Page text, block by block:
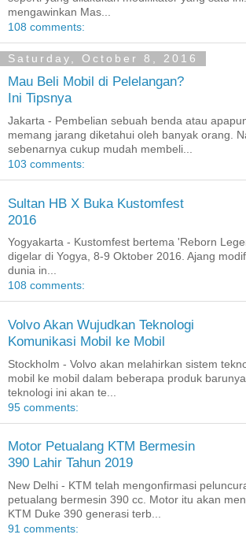
mengawinkan Mas...
108 comments:
Saturday, October 8, 2016
Mau Beli Mobil di Pelelangan?
Ini Tipsnya
Jakarta - Pembelian sebuah benda atau
memang jarang diketahui oleh banyak orang.
sebenarnya cukup mudah membeli...
103 comments:
Sultan HB X Buka Kustomfest
2016
Yogyakarta - Kustomfest bertema 'Reborn
digelar di Yogya, 8-9 Oktober 2016. Ajang
dunia in...
108 comments:
Volvo Akan Wujudkan Teknologi
Komunikasi Mobil ke Mobil
Stockholm - Volvo akan melahirkan sistem
mobil ke mobil dalam beberapa produk
teknologi ini akan te...
95 comments:
Motor Petualang KTM Bermesin
390 Lahir Tahun 2019
New Delhi - KTM telah mengonfirmasi
petualang bermesin 390 cc. Motor itu akan
KTM Duke 390 generasi terb...
91 comments: